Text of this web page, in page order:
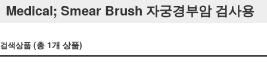
Medical; Smear Brush 자궁경부암 검사용
검색상품 (총 1개 상품)